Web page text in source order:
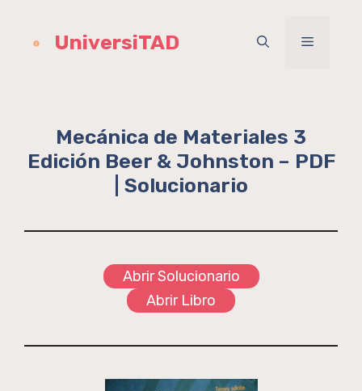
contenidoUniversiTAD Menú
Mecánica de Materiales 3
Edición Beer & Johnston – PDF
| Solucionario
Abrir Solucionario
Abrir Libro